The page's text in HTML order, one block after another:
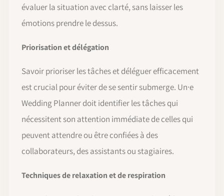
évaluer la situation avec clarté, sans laisser les
émotions prendre le dessus.
Priorisation et délégation
Savoir prioriser les tâches et déléguer efficacement
est crucial pour éviter de se sentir submerge. Un·e
Wedding Planner doit identifier les tâches qui
nécessitent son attention immédiate de celles qui
peuvent attendre ou être confiées à des
collaborateurs, des assistants ou stagiaires.
Techniques de relaxation et de respiration